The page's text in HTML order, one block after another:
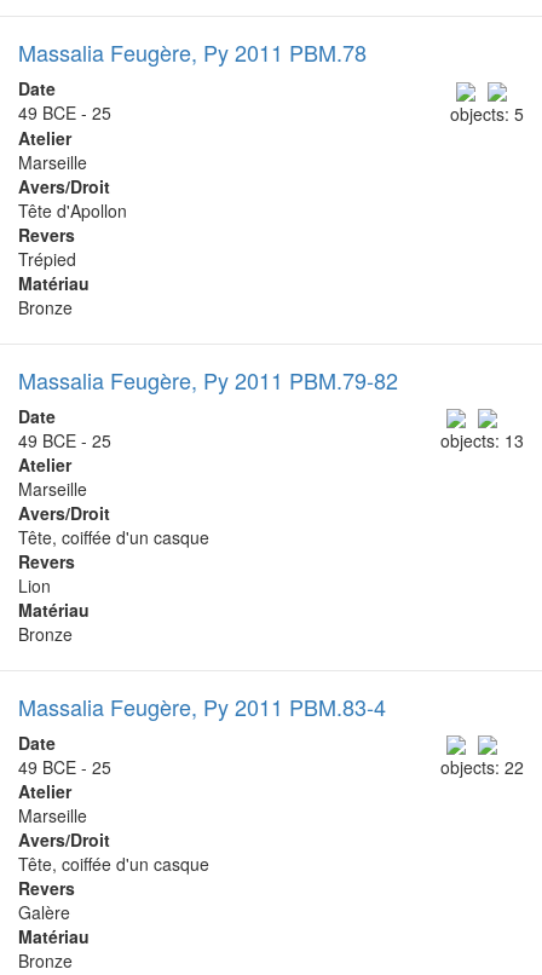
Massalia Feugère, Py 2011 PBM.78
objects: 5
Date
49 BCE - 25
Atelier
Marseille
Avers/Droit
Tête d'Apollon
Revers
Trépied
Matériau
Bronze
Massalia Feugère, Py 2011 PBM.79-82
objects: 13
Date
49 BCE - 25
Atelier
Marseille
Avers/Droit
Tête, coiffée d'un casque
Revers
Lion
Matériau
Bronze
Massalia Feugère, Py 2011 PBM.83-4
objects: 22
Date
49 BCE - 25
Atelier
Marseille
Avers/Droit
Tête, coiffée d'un casque
Revers
Galère
Matériau
Bronze